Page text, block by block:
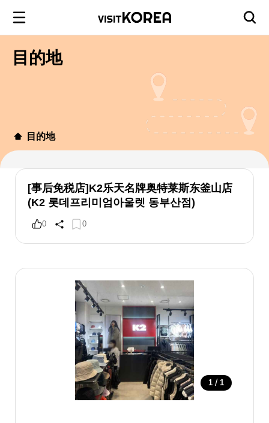
目的地
目的地
[事后免税店]K2乐天名牌奥特莱斯东釜山店
(K2 롯데프리미엄아울렛 동부산점)
0 0
1 / 1